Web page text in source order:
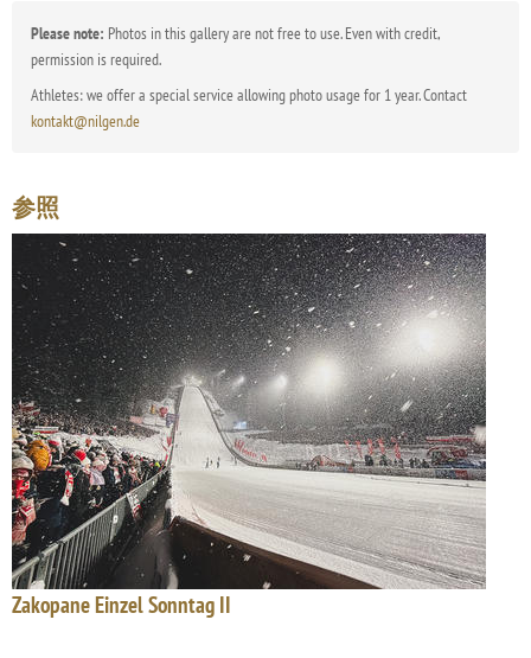
Please note: Photos in this gallery are not free to use. Even with credit,
permission is required.
Athletes: we offer a special service allowing photo usage for 1 year. Contact
kontakt@nilgen.de
参照
Zakopane Einzel Sonntag II